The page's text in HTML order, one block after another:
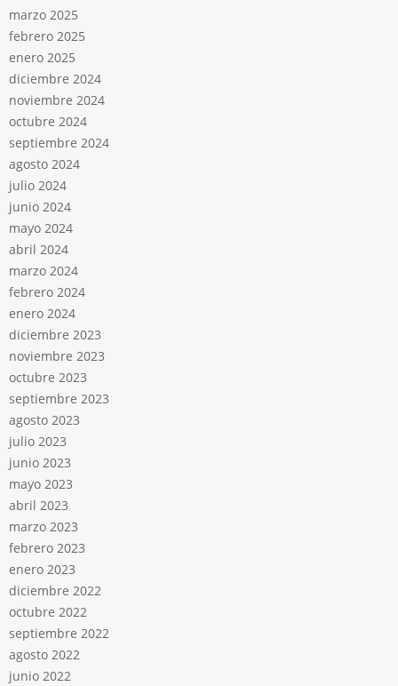
marzo 2025
febrero 2025
enero 2025
diciembre 2024
noviembre 2024
octubre 2024
septiembre 2024
agosto 2024
julio 2024
junio 2024
mayo 2024
abril 2024
marzo 2024
febrero 2024
enero 2024
diciembre 2023
noviembre 2023
octubre 2023
septiembre 2023
agosto 2023
julio 2023
junio 2023
mayo 2023
abril 2023
marzo 2023
febrero 2023
enero 2023
diciembre 2022
octubre 2022
septiembre 2022
agosto 2022
junio 2022